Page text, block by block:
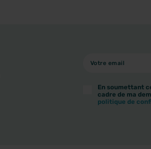
En soumettant
cadre de ma
politique de